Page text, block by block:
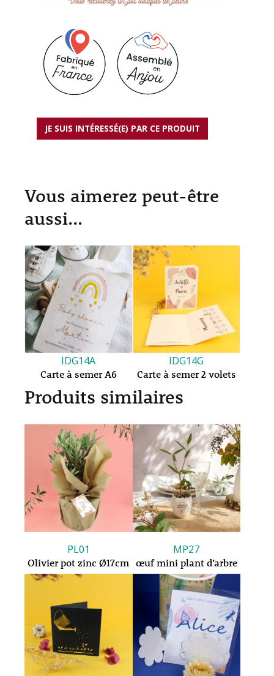
JE SUIS INTÉRESSÉ(E) PAR CE PRODUIT
Vous aimerez peut-être
aussi…
IDG14A
Carte à semer A6
IDG14G
Carte à semer 2 volets
Produits similaires
PL01
Olivier pot zinc Ø17cm
MP27
œuf mini plant d’arbre